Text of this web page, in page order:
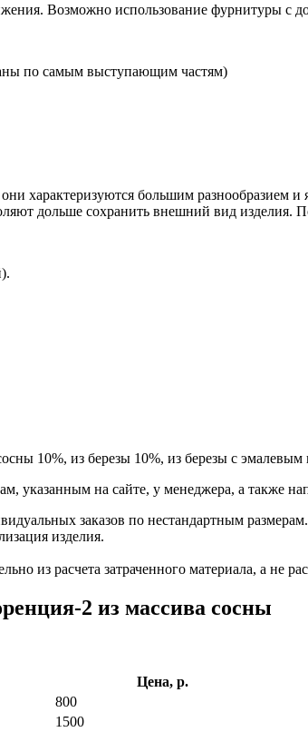
Возможно использование фурнитуры с
по самым выступающим частям)
большим разнообразием и
дольше сохранить внешний вид изделия.
10%, из березы 10%, из березы с
указанным на сайте, у менеджера, а также
заказов по нестандартным размерам.
изделия.
из расчета затраченного материала, а не
2 из массива сосны
Цена, р.
800
1500